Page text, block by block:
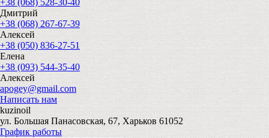
+38 (068) 528-30-40
Дмитрий
+38 (068) 267-67-39
Алексей
+38 (050) 836-27-51
Елена
+38 (093) 544-35-40
Алексей
apogey@gmail.com
Написать нам
kuzinoil
ул. Большая Панасовская, 67, Харьков 61052
График работы